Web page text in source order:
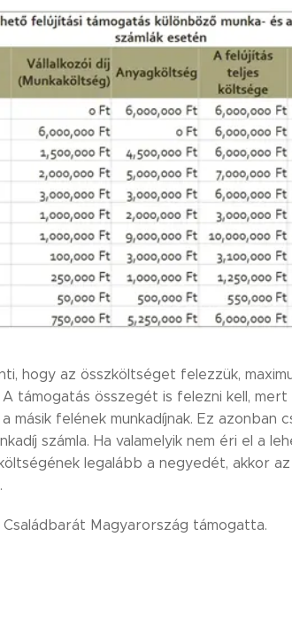
hogy az összköltséget felezzük,
támogatás összegét is felezni kell,
másik felének munkadíjnak. Ez azonban
számla. Ha valamelyik nem éri el a
legalább a negyedét, akkor
Magyarország támogatta.